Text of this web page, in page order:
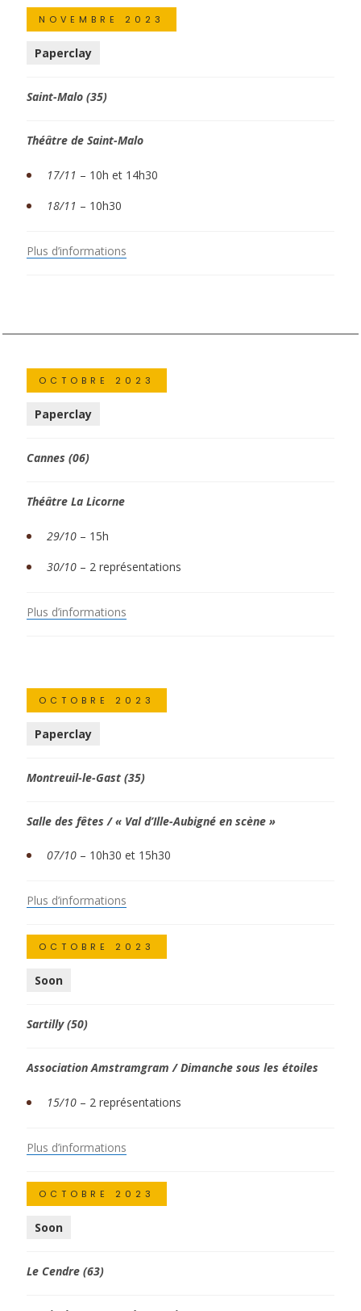
NOVEMBRE 2023
Paperclay
Saint-Malo (35)
Théâtre de Saint-Malo
17/11 – 10h et 14h30
18/11 – 10h30
Plus d’informations
OCTOBRE 2023
Paperclay
Cannes (06)
Théâtre La Licorne
29/10 – 15h
30/10 – 2 représentations
Plus d’informations
OCTOBRE 2023
Paperclay
Montreuil-le-Gast (35)
Salle des fêtes / « Val d’Ille-Aubigné en scène »
07/10 – 10h30 et 15h30
Plus d’informations
OCTOBRE 2023
Soon
Sartilly (50)
Association Amstramgram / Dimanche sous les étoiles
15/10 – 2 représentations
Plus d’informations
OCTOBRE 2023
Soon
Le Cendre (63)